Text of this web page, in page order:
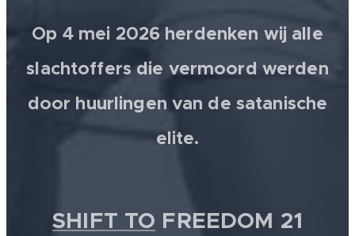
Op 4 mei 2026 herdenken wij alle
slachtoffers die vermoord werden
door huurlingen van de satanische
elite.
SHIFT TO FREEDOM 21